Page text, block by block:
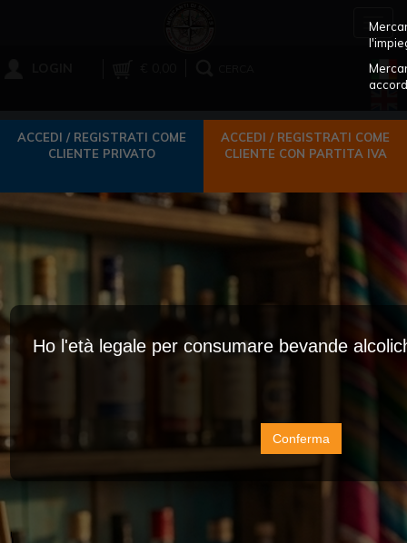
ACCEDI / REGISTRATI COME
CLIENTE PRIVATO
ACCEDI / REGISTRATI COME
CLIENTE CON PARTITA IVA
Ho l'età legale per consumare bevande
Conferma